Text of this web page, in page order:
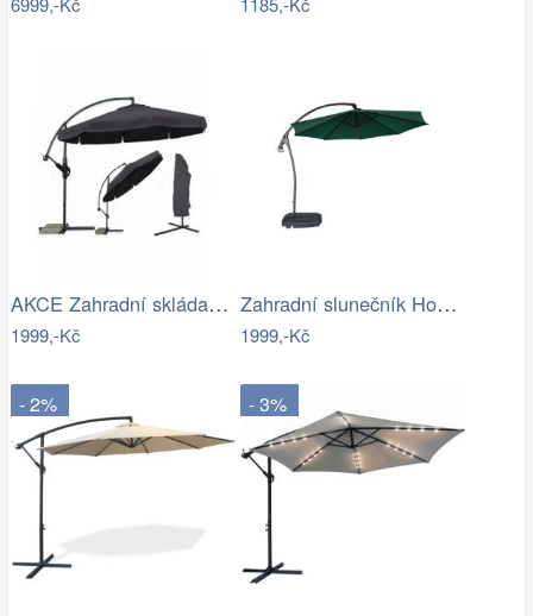
AKCE Zahradní skládací slunečník LEVI…
1999,-Kč
Zahradní slunečník Houseland Vortexa…
1999,-Kč
- 2% - 3%